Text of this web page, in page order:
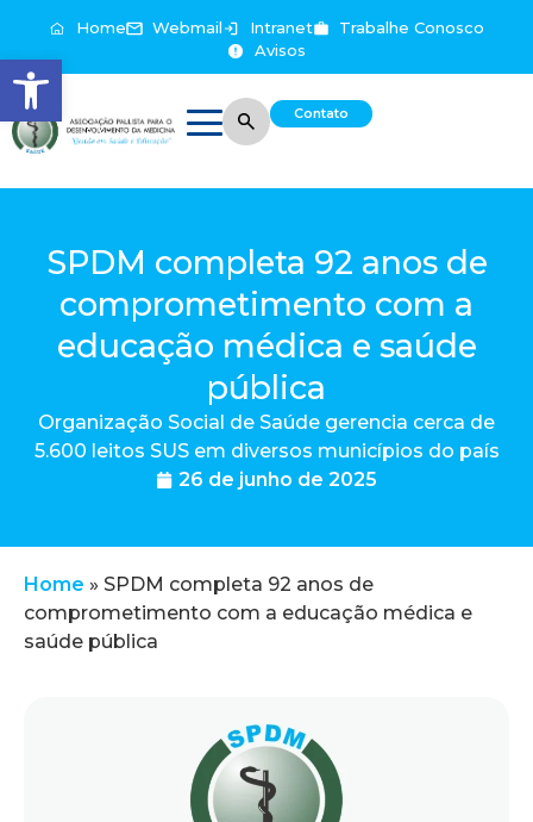
Abrir a barra de ferramentas
Home Webmail Intranet
Trabalhe Conosco
Avisos
Contato
SPDM completa 92 anos de
comprometimento com a
educação médica e saúde
pública
Organização Social de Saúde gerencia cerca de
5.600 leitos SUS em diversos municípios do país
26 de junho de 2025
Home » SPDM completa 92 anos de
comprometimento com a educação médica e
saúde pública